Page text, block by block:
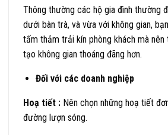
Thông thường các hộ gia đình thường
dưới bàn trà, và vừa với không gian,
tấm thảm trải kín phòng khách mà
tạo không gian thoáng đãng hơn.
Đối với các doanh nghiệp
Hoạ tiết : Nên chọn những hoạ tiết
đường lượn sóng.